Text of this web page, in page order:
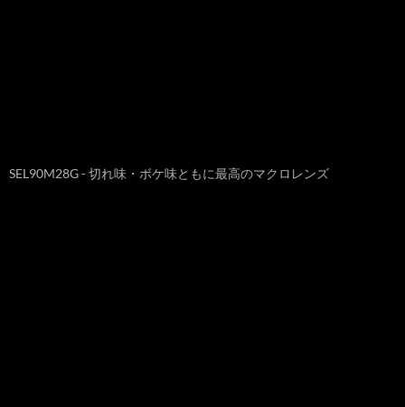
SEL90M28G - 切れ味・ボケ味ともに最高のマクロレンズ